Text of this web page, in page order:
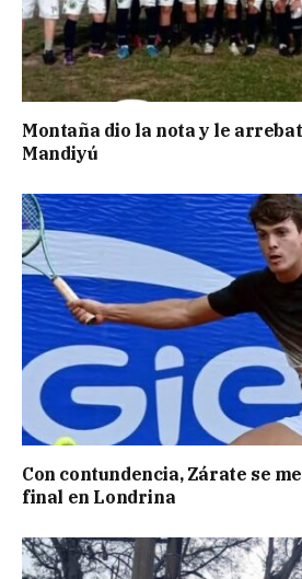
Montaña dio la nota y le
Mandiyú
Con contundencia, Zárate se
final en Londrina